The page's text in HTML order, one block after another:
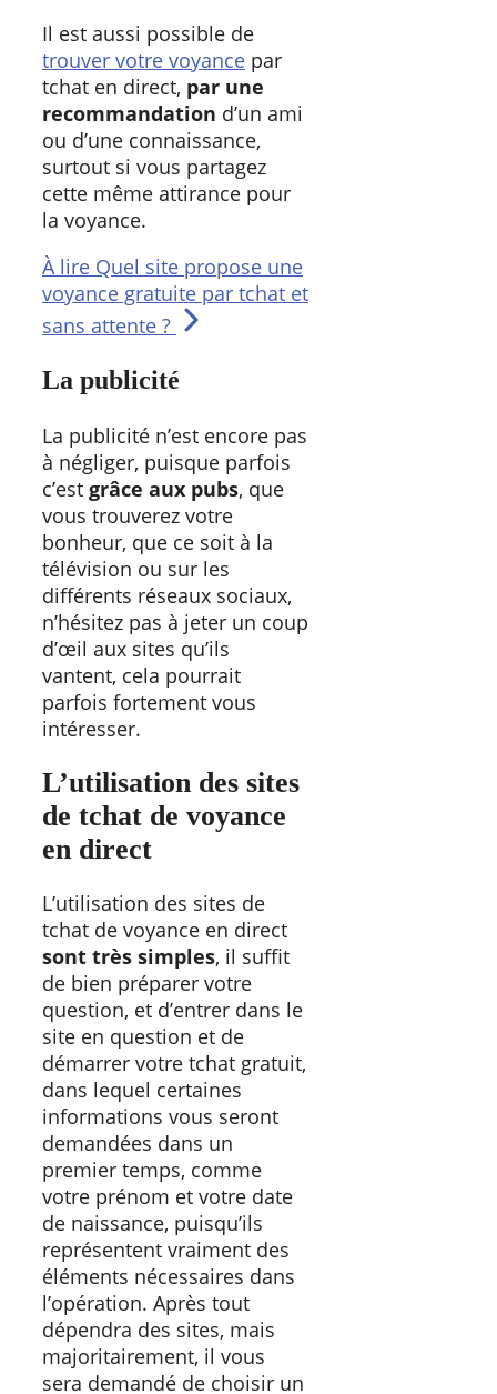
Il est aussi possible de
trouver votre voyance par
tchat en direct, par une
recommandation d’un ami
ou d’une connaissance,
surtout si vous partagez
cette même attirance pour
la voyance.
À lire Quel site propose une
voyance gratuite par tchat et
sans attente ?
La publicité
La publicité n’est encore pas
à négliger, puisque parfois
c’est grâce aux pubs, que
vous trouverez votre
bonheur, que ce soit à la
télévision ou sur les
différents réseaux sociaux,
n’hésitez pas à jeter un coup
d’œil aux sites qu’ils
vantent, cela pourrait
parfois fortement vous
intéresser.
L’utilisation des sites
de tchat de voyance
en direct
L’utilisation des sites de
tchat de voyance en direct
sont très simples, il suffit
de bien préparer votre
question, et d’entrer dans le
site en question et de
démarrer votre tchat gratuit,
dans lequel certaines
informations vous seront
demandées dans un
premier temps, comme
votre prénom et votre date
de naissance, puisqu’ils
représentent vraiment des
éléments nécessaires dans
l’opération. Après tout
dépendra des sites, mais
majoritairement, il vous
sera demandé de choisir un